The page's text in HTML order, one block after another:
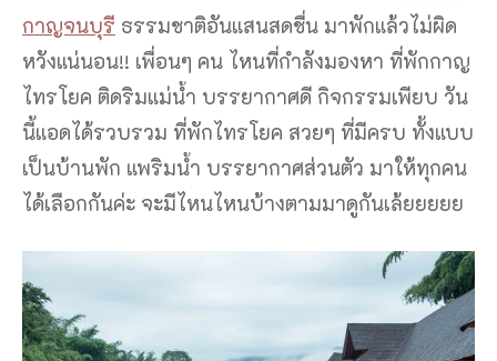
กาญจนบุรี ธรรมชาติอันแสนสดชื่น มาพักแล้วไม่ผิด
หวังแน่นอน!! เพื่อนๆ คน ไหนที่กำลังมองหา ที่พักกาญ
ไทรโยค ติดริมแม่น้ำ บรรยากาศดี กิจกรรมเพียบ วัน
นี้แอดได้รวบรวม ที่พักไทรโยค สวยๆ ที่มีครบ ทั้งแบบ
เป็นบ้านพัก แพริมน้ำ บรรยากาศส่วนตัว มาให้ทุกคน
ได้เลือกกันค่ะ จะมีไหนไหนบ้างตามมาดูกันเล้ยยยยย